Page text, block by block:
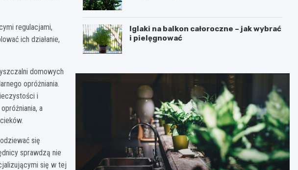
regulacjami,
ich działanie,
domowych
opróżniania.
i
a
się
sprawdzą nie
się w tej
Iglaki na balkon całoroczne – jak wybrać
i pielęgnować